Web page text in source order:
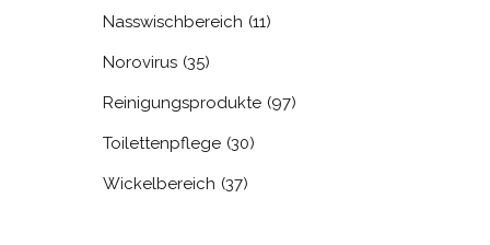
Nasswischbereich (11)
Norovirus (35)
Reinigungsprodukte (97)
Toilettenpflege (30)
Wickelbereich (37)